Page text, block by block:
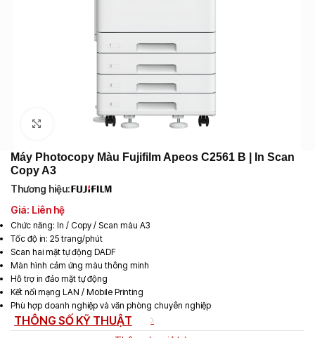
Click to enlarge
Máy Photocopy Màu Fujifilm Apeos C2561 B | In Scan
Copy A3
Thương hiệu:
Giá: Liên hệ
Chức năng: In / Copy / Scan màu A3
Tốc độ in: 25 trang/phút
Scan hai mặt tự động DADF
Màn hình cảm ứng màu thông minh
Hỗ trợ in đảo mặt tự động
Kết nối mạng LAN / Mobile Printing
Phù hợp doanh nghiệp và văn phòng chuyên nghiệp
THÔNG SỐ KỸ THUẬT